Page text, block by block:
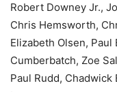
Robert Downey Jr.,
Chris Hemsworth,
Elizabeth Olsen,
Cumberbatch, Zoe
Paul Rudd,